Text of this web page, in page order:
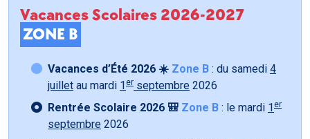
Vacances Scolaires 2026-2027
ZONE B
Vacances d’Été 2026 ☀️ Zone B : du samedi 4
juillet au mardi 1 er septembre 2026
Rentrée Scolaire 2026 🎒 Zone B : le mardi 1 er
septembre 2026